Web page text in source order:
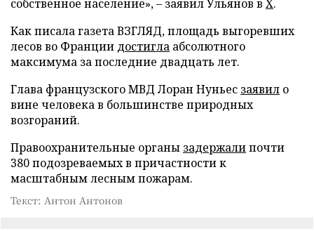
собственное население», – заявил Ульянов в X.
Как писала газета ВЗГЛЯД, площадь выгоревших
лесов во Франции достигла абсолютного
максимума за последние двадцать лет.
Глава французского МВД Лоран Нуньес заявил о
вине человека в большинстве природных
возгораний.
Правоохранительные органы задержалипочти
380 подозреваемых в причастности к
масштабным лесным пожарам.
Текст: Антон Антонов